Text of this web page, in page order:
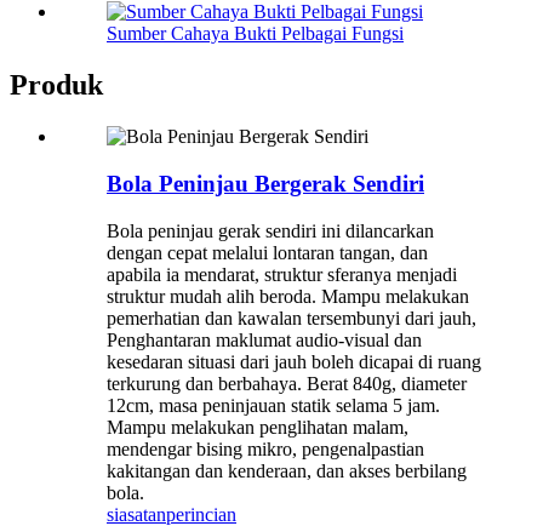
Sumber Cahaya Bukti Pelbagai Fungsi
Produk
Bola Peninjau Bergerak Sendiri
Bola peninjau gerak sendiri ini dilancarkan
dengan cepat melalui lontaran tangan, dan
apabila ia mendarat, struktur sferanya menjadi
struktur mudah alih beroda. Mampu melakukan
pemerhatian dan kawalan tersembunyi dari jauh,
Penghantaran maklumat audio-visual dan
kesedaran situasi dari jauh boleh dicapai di ruang
terkurung dan berbahaya. Berat 840g, diameter
12cm, masa peninjauan statik selama 5 jam.
Mampu melakukan penglihatan malam,
mendengar bising mikro, pengenalpastian
kakitangan dan kenderaan, dan akses berbilang
bola.
siasatanperincian